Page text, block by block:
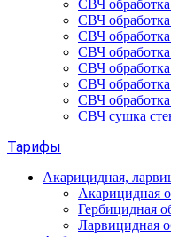
СВЧ
СВЧ
СВЧ
СВЧ обработка
СВЧ
СВЧ обработка
СВЧ обработка
СВЧ сушка
Тарифы
Акарицидная,
Акарицидная
Гербицидная
Ларвицидная